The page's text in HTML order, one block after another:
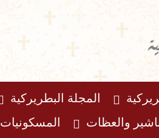
المجلة البطريركية
والعظات المسكونيات